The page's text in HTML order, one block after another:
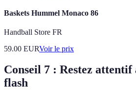
Baskets Hummel Monaco 86
Handball Store FR
59.00 EURVoir le prix
Conseil 7 : Restez
flash